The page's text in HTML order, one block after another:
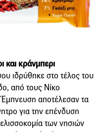
και κράνμπερι
ιδρύθηκε στο τέλος του
από τους Νίκο
αποτέλεσαν τα
για την επένδυση
των νησιών